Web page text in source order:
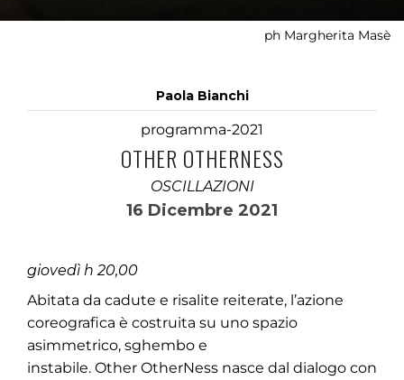
ph Margherita Masè
Paola Bianchi
programma-2021
OTHER OTHERNESS
OSCILLAZIONI
16 Dicembre 2021
giovedì h 20,00
Abitata da cadute e risalite reiterate, l’azione
coreografica è costruita su uno spazio
asimmetrico, sghembo e
instabile. Other OtherNess nasce dal dialogo con